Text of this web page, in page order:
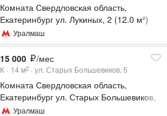
Комната Свердловская область,
Екатеринбург ул. Лукиных, 2 (12.0 м²)
Уралмаш
15 000 /мес
К 14 м2 ул. Старых Большевиков, 5
Комната Свердловская область,
Екатеринбург ул. Старых Большевиков,
5
Уралмаш